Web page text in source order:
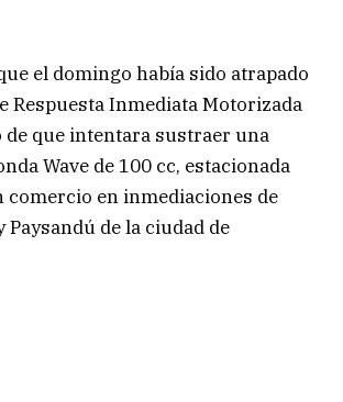
el domingo había sido atrapado
Respuesta Inmediata Motorizada
de que intentara sustraer una
Wave de 100 cc, estacionada
comercio en inmediaciones de
Paysandú de la ciudad de